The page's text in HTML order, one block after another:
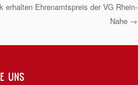
erhalten Ehrenamtspreis der VG Rhein-
Nahe →
UNS